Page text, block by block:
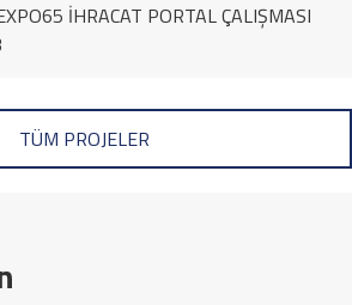
İHRACAT PORTAL ÇALIŞMASI
TÜM PROJELER